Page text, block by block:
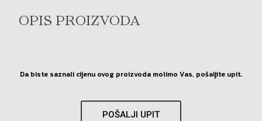
OPIS PROIZVODA
Da biste saznali cijenu ovog proizvoda molimo Vas, pošaljite upit.
POŠALJI UPIT